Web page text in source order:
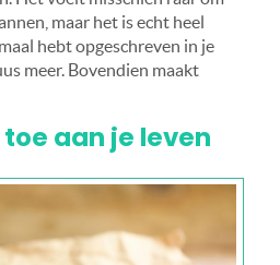
maar het is echt heel
hebt opgeschreven in je
meer. Bovendien maakt
aan je leven